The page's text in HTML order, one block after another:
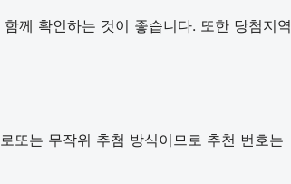
께 확인하는 것이 좋습니다. 또한 당첨지역
또는 무작위 추첨 방식이므로 추천 번호는